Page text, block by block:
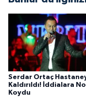
Serdar Ortaç
Kaldırıldı! İddialara
Koydu